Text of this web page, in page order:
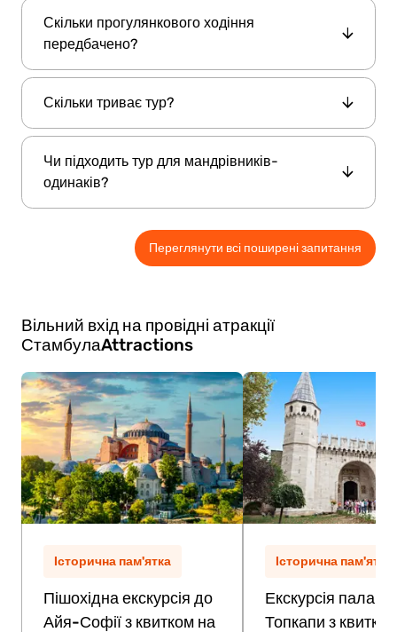
Так, але варіанти можуть бути обмежені
залежно від ваших потреб. Важливо
повідомити команду підтримки заздалегідь,
щоб ми могли зробити можливі коригування.
Скільки прогулянкового ходіння
передбачено?
Екскурсія включає помірну ходьбу між
зупинками з їжею в центральних районах.
Вона підходить для більшості відвідувачів.
Скільки триває тур?
Тур триває приблизно 4 години, починається о
19:00 та закінчується близько 23:00.
Чи підходить тур для мандрівників-
одинаків?
Безумовно. Тур — чудовий спосіб для
мандрівників-одинаків дослідити місто,
Переглянути всі поширені запитання
Вільний вхід на провідні атракції
СтамбулаAttractions
Історична пам'ятка
Пішохідна екскурсія до
Айя-Софії з квитком на
Історична пам'ятка
Екскурсія
Топкапи з